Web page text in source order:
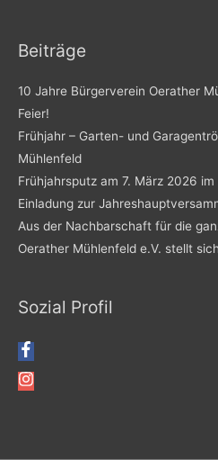
Beiträge
10 Jahre Bürgerverein Oerather
Feier!
Frühjahr – Garten- und
Mühlenfeld
Frühjahrsputz am 7. März 2026
Einladung zur
Aus der Nachbarschaft für die
Oerather Mühlenfeld e.V. stellt
Sozial Profil